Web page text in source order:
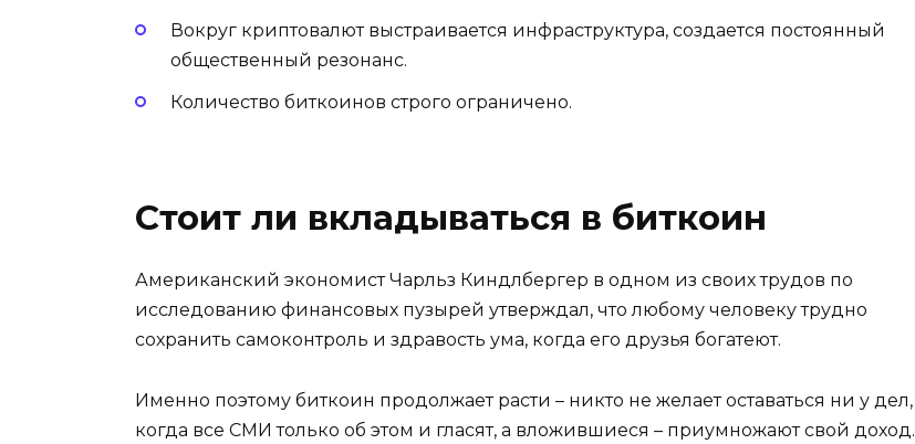
Вокруг криптовалют выстраивается инфраструктура, создается постоянный
общественный резонанс.
Количество биткоинов строго ограничено.
Стоит ли вкладываться в биткоин
Американский экономист Чарльз Киндлбергер в одном из своих трудов по
исследованию финансовых пузырей утверждал, что любому человеку трудно
сохранить самоконтроль и здравость ума, когда его друзья богатеют.
Именно поэтому биткоин продолжает расти – никто не желает оставаться ни у дел,
когда все СМИ только об этом и гласят, а вложившиеся – приумножают свой доход.